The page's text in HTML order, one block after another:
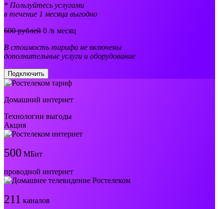
* Пользуйтесь услугами
в течение 1 месяца выгодно
600 рублей 0 /в месяц
В стоимость тарифа не включены
дополнительные услуги и оборудование
Подключить
Домашний интернет
Технологии выгоды
Акция
500 МБит
проводной интернет
211 каналов